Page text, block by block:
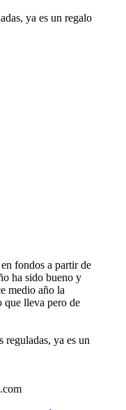
ya es un regalo
fondos a partir de
ha sido bueno y
medio año la
que lleva pero de
reguladas, ya es un